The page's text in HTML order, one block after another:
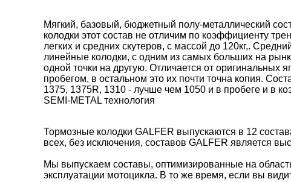
Мягкий, базовый, бюджетный полу-металлический
колодки этот состав не отличим по коэффициенту
легких и средних скутеров, с массой до 120кг,.
линейные колодки, с одним из самых больших на
одной точки на другую. Отличается от оригинальных
пробегом, в остальном это их почти точна копия.
1375, 1375R, 1310 - лучше чем 1050 и в пробеге и в
SEMI-METAL технология
Тормозные колодки GALFER выпускаются в 12
всех, без исключения, составов GALFER является
Мы выпускаем составы, оптимизированные на
эксплуатации мотоцикла. В то же время, если вы